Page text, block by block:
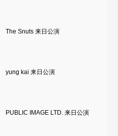
The Snuts 来日公演
yung kai 来日公演
PUBLIC IMAGE LTD. 来日公演